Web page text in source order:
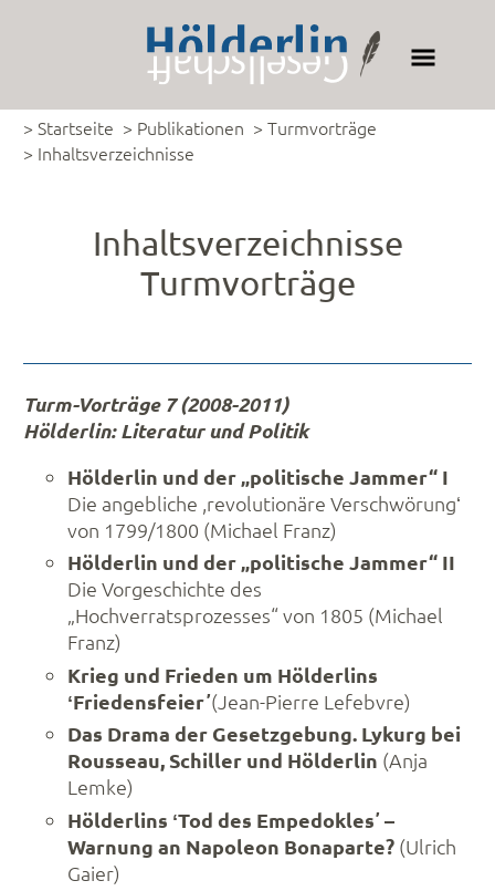
> Startseite > Publikationen > Turmvorträge
> Inhaltsverzeichnisse
Inhaltsverzeichnisse
Turmvorträge
Turm-Vorträge 7 (2008-2011)
Hölderlin: Literatur und Politik
Hölderlin und der „politische Jammer“ I
Die angebliche ,revolutionäre Verschwörungʻ
von 1799/1800 (Michael Franz)
Hölderlin und der „politische Jammer“ II
Die Vorgeschichte des
„Hochverratsprozesses“ von 1805 (Michael
Franz)
Krieg und Frieden um Hölderlins
ʻFriedensfeierʼ(Jean-Pierre Lefebvre)
Das Drama der Gesetzgebung. Lykurg bei
Rousseau, Schiller und Hölderlin (Anja
Lemke)
Hölderlins ʻTod des Empedoklesʼ –
Warnung an Napoleon Bonaparte? (Ulrich
Gaier)